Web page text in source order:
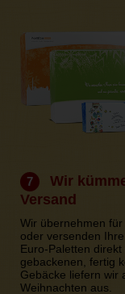
7
Wir
Versand
Wir übernehmen
oder versenden
Euro-Paletten
gebackenen, fertig
Gebäcke liefern wir
Weihnachten aus.